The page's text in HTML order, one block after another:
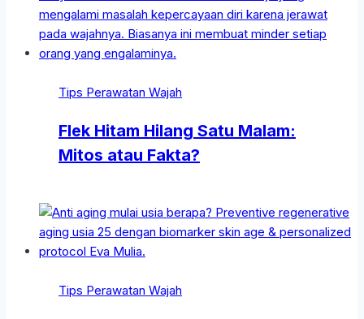
Tips Perawatan Wajah
Flek Hitam Hilang Satu Malam:
Mitos atau Fakta?
Tips Perawatan Wajah